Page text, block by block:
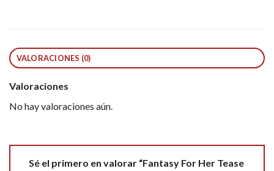
VALORACIONES (0)
Valoraciones
No hay valoraciones aún.
Sé el primero en valorar “Fantasy For Her Tease